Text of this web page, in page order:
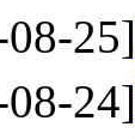
25]
24]